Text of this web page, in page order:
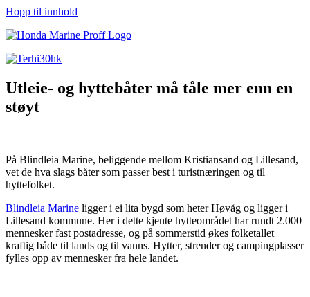
Hopp til innhold
Utleie- og hyttebåter må tåle mer enn en
støyt
På Blindleia Marine, beliggende mellom Kristiansand og Lillesand,
vet de hva slags båter som passer best i turistnæringen og til
hyttefolket.
Blindleia Marine ligger i ei lita bygd som heter Høvåg og ligger i
Lillesand kommune. Her i dette kjente hytteområdet har rundt 2.000
mennesker fast postadresse, og på sommerstid økes folketallet
kraftig både til lands og til vanns. Hytter, strender og campingplasser
fylles opp av mennesker fra hele landet.